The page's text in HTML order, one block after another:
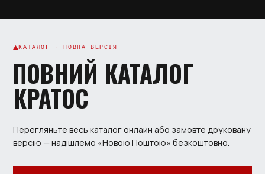
КАТАЛОГ · ПОВНА ВЕРСІЯ
ПОВНИЙ КАТАЛОГ
КРАТОС
Перегляньте весь каталог онлайн або замовте друковану
версію — надішлемо «Новою Поштою» безкоштовно.